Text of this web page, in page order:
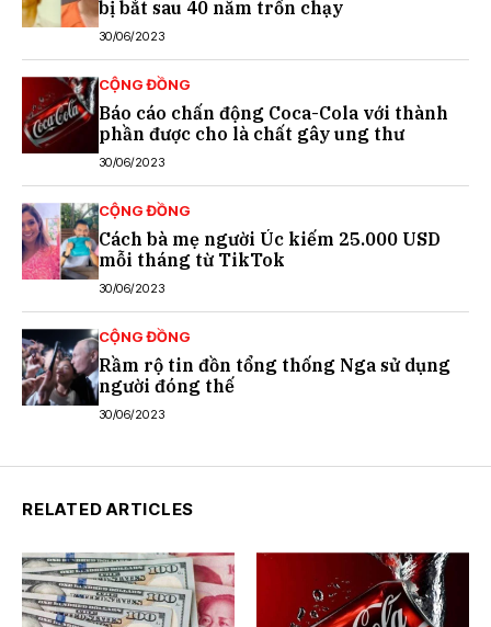
bị bắt sau 40 năm trốn chạy
30/06/2023
CỘNG ĐỒNG
Báo cáo chấn động Coca-Cola với thành
phần được cho là chất gây ung thư
30/06/2023
CỘNG ĐỒNG
Cách bà mẹ người Úc kiếm 25.000 USD
mỗi tháng từ TikTok
30/06/2023
CỘNG ĐỒNG
Rầm rộ tin đồn tổng thống Nga sử dụng
người đóng thế
30/06/2023
RELATED ARTICLES